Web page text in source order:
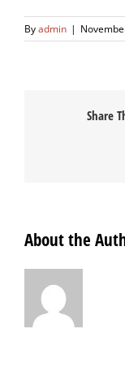
Byadmin |
Share
About the